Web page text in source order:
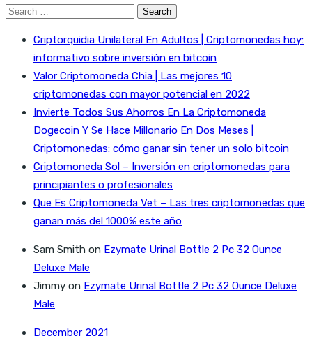
Search
Criptorquidia Unilateral En Adultos | Criptomonedas hoy:
informativo sobre inversión en bitcoin
Valor Criptomoneda Chia | Las mejores 10
criptomonedas con mayor potencial en 2022
Invierte Todos Sus Ahorros En La Criptomoneda
Dogecoin Y Se Hace Millonario En Dos Meses |
Criptomonedas: cómo ganar sin tener un solo bitcoin
Criptomoneda Sol – Inversión en criptomonedas para
principiantes o profesionales
Que Es Criptomoneda Vet – Las tres criptomonedas que
ganan más del 1000% este año
Sam Smith on Ezymate Urinal Bottle 2 Pc 32 Ounce
Deluxe Male
Jimmy on Ezymate Urinal Bottle 2 Pc 32 Ounce Deluxe
Male
December 2021